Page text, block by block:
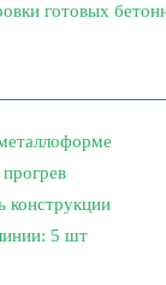
готовых
конструкции
5 шт